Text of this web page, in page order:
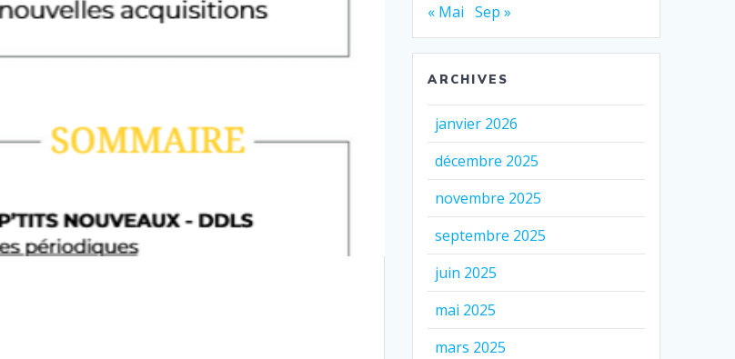
« Mai Sep »
ARCHIVES
janvier 2026
décembre 2025
novembre 2025
septembre 2025
juin 2025
mai 2025
mars 2025